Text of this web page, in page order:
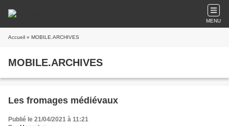
MENU
Accueil » MOBILE.ARCHIVES
MOBILE.ARCHIVES
Les fromages médiévaux
Publié le 21/04/2021 à 11:21